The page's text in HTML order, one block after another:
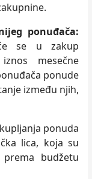
ponuđača:
se u zakup
mesečne
ponude
između njih,
ponuda
lica, koja su
budžetu